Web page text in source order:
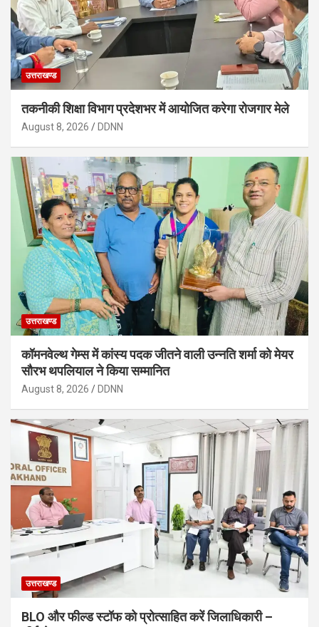
उत्तराखण्ड
तकनीकी शिक्षा विभाग प्रदेशभर में आयोजित करेगा रोजगार मेले
August 8, 2026 DDNN
उत्तराखण्ड
कॉमनवेल्थ गेम्स में कांस्य पदक जीतने वाली उन्नति शर्मा को मेयर
सौरभ थपलियाल ने किया सम्मानित
August 8, 2026 DDNN
उत्तराखण्ड
BLO और फील्ड स्टॉफ को प्रोत्साहित करें जिलाधिकारी –